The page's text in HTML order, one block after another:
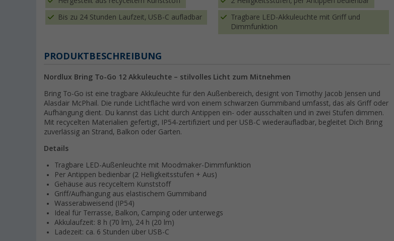
Bis zu 24 Stunden Laufzeit, USB-C aufladbar
Tragbare LED-Akkuleuchte mit Griff und
Dimmfunktion
PRODUKTBESCHREIBUNG
Nordlux Bring To-Go 12 Akkuleuchte – stilvolles Licht zum Mitnehmen
Bring To-Go ist eine tragbare Akkuleuchte für den Außenbereich, designt von Timothy Jacob Jensen und
Alasdair McPhail. Die runde Lichtfläche wird von einem schwarzen Gummiband umfasst, das als Griff oder
Aufhängung dient. Du kannst das Licht durch Antippen ein- oder ausschalten und in zwei Stufen dimmen.
Mit recycelten Materialien gefertigt, IP54-zertifiziert und per USB-C wiederaufladbar, begleitet Dich Bring
zuverlässig an Strand, Balkon oder Garten.
Details
Tragbare LED-Außenleuchte mit Moodmaker-Dimmfunktion
Per Antippen bedienbar (2 Helligkeitsstufen + Aus)
Gehäuse aus recyceltem Kunststoff
Griff/Aufhängung aus elastischem Gummiband
Wasserabweisend (IP54)
Ideal für Terrasse, Balkon, Camping oder unterwegs
Akkulaufzeit: 8 h (70 lm), 24 h (20 lm)
Ladezeit: ca. 6 Stunden über USB-C